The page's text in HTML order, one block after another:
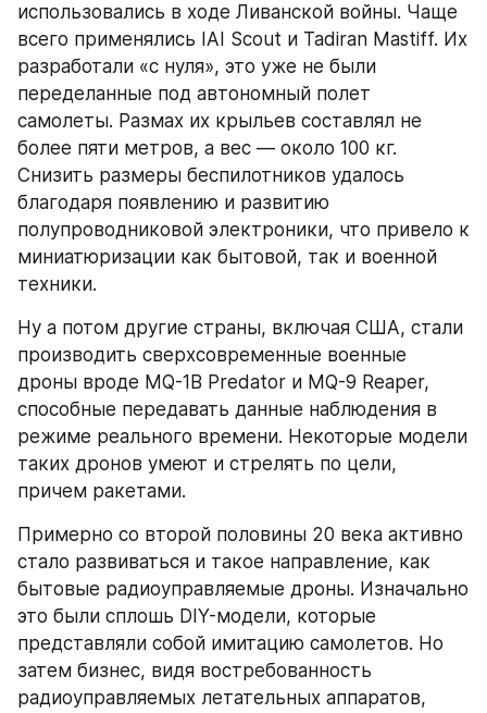
использовались в ходе Ливанской войны. Чаще
всего применялись IAI Scout и Tadiran Mastiff. Их
разработали «с нуля», это уже не были
переделанные под автономный полет
самолеты. Размах их крыльев составлял не
более пяти метров, а вес — около 100 кг.
Снизить размеры беспилотников удалось
благодаря появлению и развитию
полупроводниковой электроники, что привело к
миниатюризации как бытовой, так и военной
техники.
Ну а потом другие страны, включая США, стали
производить сверхсовременные военные
дроны вроде MQ-1B Predator и MQ-9 Reaper,
способные передавать данные наблюдения в
режиме реального времени. Некоторые модели
таких дронов умеют и стрелять по цели,
причем ракетами.
Примерно со второй половины 20 века активно
стало развиваться и такое направление, как
бытовые радиоуправляемые дроны. Изначально
это были сплошь DIY-модели, которые
представляли собой имитацию самолетов. Но
затем бизнес, видя востребованность
радиоуправляемых летательных аппаратов,